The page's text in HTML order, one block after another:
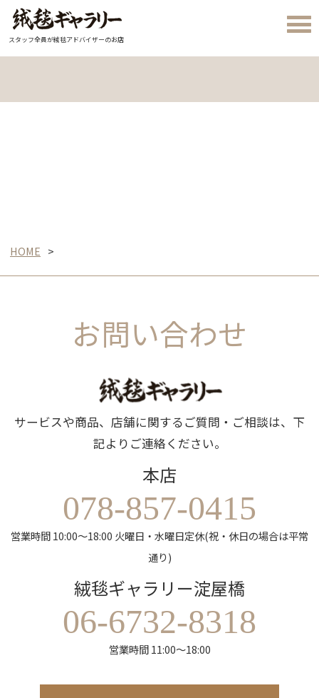
スタッフ全員が絨毯アドバイザーのお店
HOME
お問い合わせ
サービスや商品、店舗に関するご質問・ご相談は、下
記よりご連絡ください。
本店
078-857-0415
営業時間 10:00～18:00 火曜日・水曜日定休(祝・休日の場合は平常
通り)
絨毯ギャラリー淀屋橋
06-6732-8318
営業時間 11:00～18:00